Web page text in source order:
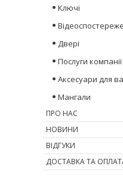
Ключі
Двері
Послуги компанії
Аксесуари для
Мангали
ПРО НАС
НОВИНИ
ВІДГУКИ
ДОСТАВКА ТА